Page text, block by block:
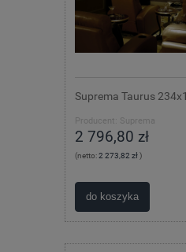
Suprema Taurus
Producent: Suprema
2 796,80 zł
(netto:2 273,82 zł)
do koszyka